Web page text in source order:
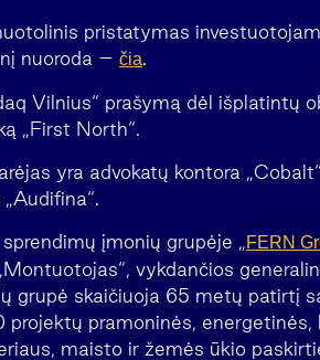
pristatymas
nuoroda – čia.
Vilnius“ prašymą dėl išplatintų
„First North“.
yra advokatų kontora
įmonių grupėje „FERN
vykdančios
grupė skaičiuoja 65 metų patirtį
pramoninės, energetinės,
maisto ir žemės ūkio